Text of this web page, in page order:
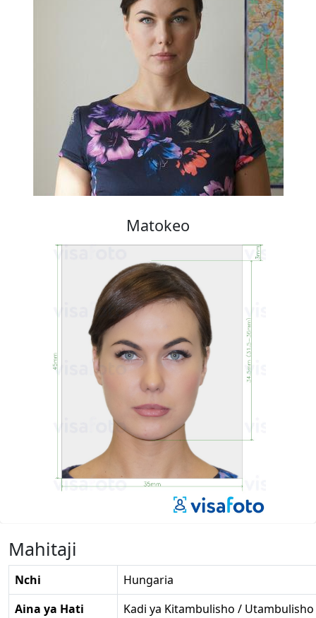
Matokeo
Mahitaji
Nchi
Hungaria
Aina ya Hati
Kadi ya Kitambulisho / Utambulisho